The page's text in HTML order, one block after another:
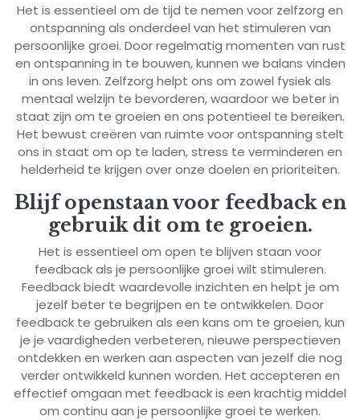
Het is essentieel om de tijd te nemen voor zelfzorg en
ontspanning als onderdeel van het stimuleren van
persoonlijke groei. Door regelmatig momenten van rust
en ontspanning in te bouwen, kunnen we balans vinden
in ons leven. Zelfzorg helpt ons om zowel fysiek als
mentaal welzijn te bevorderen, waardoor we beter in
staat zijn om te groeien en ons potentieel te bereiken.
Het bewust creëren van ruimte voor ontspanning stelt
ons in staat om op te laden, stress te verminderen en
helderheid te krijgen over onze doelen en prioriteiten.
Blijf openstaan voor feedback en
gebruik dit om te groeien.
Het is essentieel om open te blijven staan voor
feedback als je persoonlijke groei wilt stimuleren.
Feedback biedt waardevolle inzichten en helpt je om
jezelf beter te begrijpen en te ontwikkelen. Door
feedback te gebruiken als een kans om te groeien, kun
je je vaardigheden verbeteren, nieuwe perspectieven
ontdekken en werken aan aspecten van jezelf die nog
verder ontwikkeld kunnen worden. Het accepteren en
effectief omgaan met feedback is een krachtig middel
om continu aan je persoonlijke groei te werken.